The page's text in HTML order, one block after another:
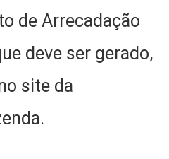
de Arrecadação
deve ser gerado,
site da